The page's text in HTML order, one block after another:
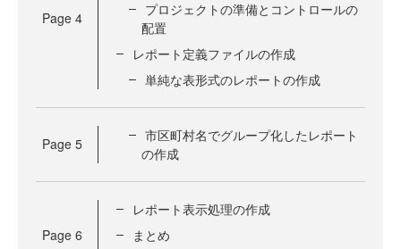
Page 4
プロジェクトの準備とコントロールの
配置
レポート定義ファイルの作成
単純な表形式のレポートの作成
Page 5
市区町村名でグループ化したレポート
の作成
Page 6
レポート表示処理の作成
まとめ